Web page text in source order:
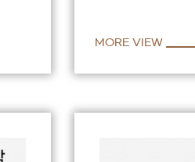
MORE VIEW